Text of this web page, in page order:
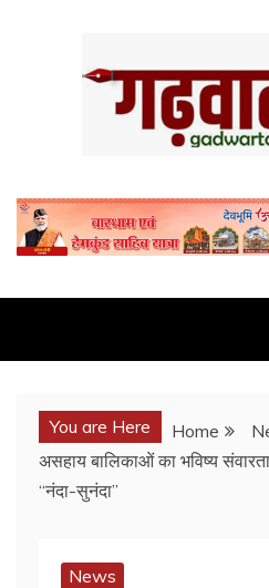
You are Here Home
असहाय बालिकाओं का भविष्य
‘‘नंदा-सुनंदा’’
News